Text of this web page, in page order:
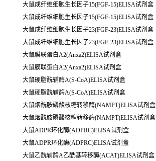
大鼠成纤维细胞生长因子15(FGF-15)ELISA试剂盒
大鼠成纤维细胞生长因子15(FGF-15)ELISA试剂盒
大鼠成纤维细胞生长因子23(FGF-23)ELISA试剂盒
大鼠成纤维细胞生长因子23(FGF-23)ELISA试剂盒
大鼠膜联蛋白A2(Anxa2)ELISA试剂盒
大鼠膜联蛋白A2(Anxa2)ELISA试剂盒
大鼠硬脂酰辅酶A(S-CoA)ELISA试剂盒
大鼠硬脂酰辅酶A(S-CoA)ELISA试剂盒
大鼠烟酰胺磷酸核糖转移酶(NAMPT)ELISA试剂盒
大鼠烟酰胺磷酸核糖转移酶(NAMPT)ELISA试剂盒
大鼠ADPR环化酶(ADPRC)ELISA试剂盒
大鼠ADPR环化酶(ADPRC)ELISA试剂盒
大鼠乙酰辅酶A乙酰基转移酶(ACAT)ELISA试剂盒